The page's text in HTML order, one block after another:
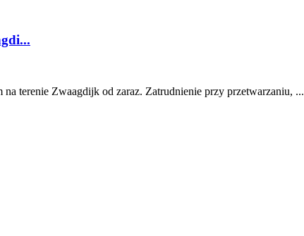
terenie Zwaagdijk od zaraz. Zatrudnienie przy przetwarzaniu, ...